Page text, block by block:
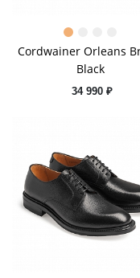
Cordwainer Orleans
Black
34 990 ₽